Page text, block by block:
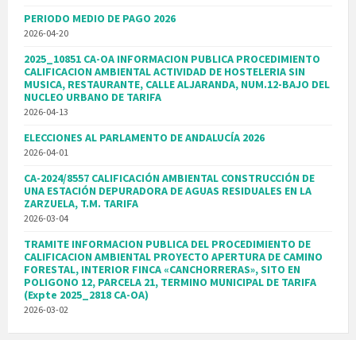
PERIODO MEDIO DE PAGO 2026
2026-04-20
2025_10851 CA-OA INFORMACION PUBLICA PROCEDIMIENTO
CALIFICACION AMBIENTAL ACTIVIDAD DE HOSTELERIA SIN
MUSICA, RESTAURANTE, CALLE ALJARANDA, NUM.12-BAJO DEL
NUCLEO URBANO DE TARIFA
2026-04-13
ELECCIONES AL PARLAMENTO DE ANDALUCÍA 2026
2026-04-01
CA-2024/8557 CALIFICACIÓN AMBIENTAL CONSTRUCCIÓN DE
UNA ESTACIÓN DEPURADORA DE AGUAS RESIDUALES EN LA
ZARZUELA, T.M. TARIFA
2026-03-04
TRAMITE INFORMACION PUBLICA DEL PROCEDIMIENTO DE
CALIFICACION AMBIENTAL PROYECTO APERTURA DE CAMINO
FORESTAL, INTERIOR FINCA «CANCHORRERAS», SITO EN
POLIGONO 12, PARCELA 21, TERMINO MUNICIPAL DE TARIFA
(Expte 2025_2818 CA-OA)
2026-03-02